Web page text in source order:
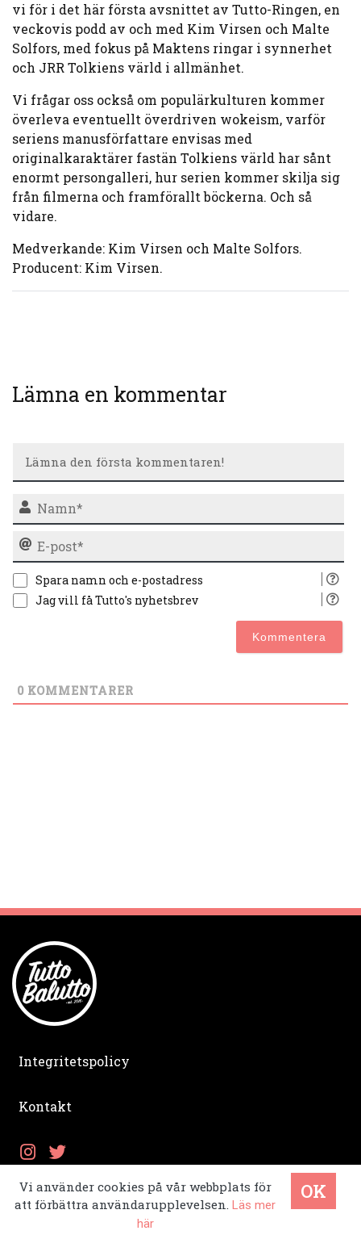
vi för i det här första avsnittet av Tutto-Ringen, en
veckovis podd av och med Kim Virsen och Malte
Solfors, med fokus på Maktens ringar i synnerhet
och JRR Tolkiens värld i allmänhet.
Vi frågar oss också om populärkulturen kommer
överleva eventuellt överdriven wokeism, varför
seriens manusförfattare envisas med
originalkaraktärer fastän Tolkiens värld har sånt
enormt persongalleri, hur serien kommer skilja sig
från filmerna och framförallt böckerna. Och så
vidare.
Medverkande: Kim Virsen och Malte Solfors.
Producent: Kim Virsen.
Lämna en kommentar
Spara namn och e-postadress
Jag vill få Tutto's nyhetsbrev
0 KOMMENTARER
Integritetspolicy
Kontakt
© Copyright 2026
Vi använder cookies på vår webbplats för
att förbättra användarupplevelsen. Läs mer
här
OK